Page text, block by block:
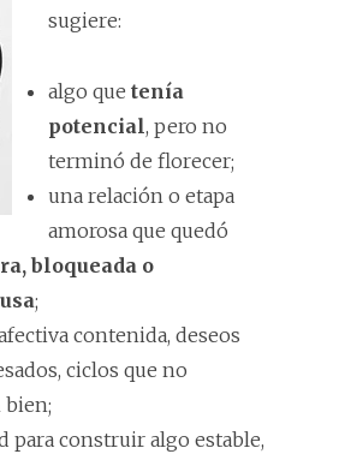
sugiere:
algo que tenía
potencial, pero no
terminó de florecer;
una relación o etapa
amorosa que quedó
bloqueada o
;
contenida, deseos
ciclos que no
bien;
para construir algo estable,